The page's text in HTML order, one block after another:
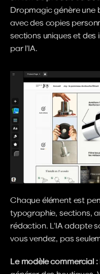
Dropmagic génère une
avec des copies
sections uniques et
par l'IA.
Chaque élément est
typographie, sections,
rédaction. L'IA adapte
vous vendez, pas
Le modèle commercial :